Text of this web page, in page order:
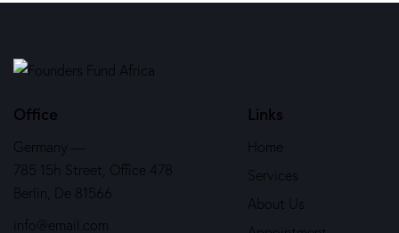
Office
Germany —
785 15h Street, Office 478
Berlin, De 81566
info@email.com
Links
Home
Services
About Us